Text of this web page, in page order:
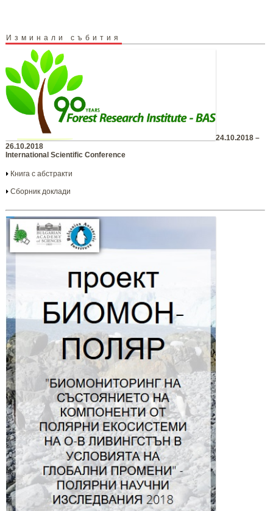
Изминали събития
24.10.2018 –
26.10.2018
International Scientific Conference
Книга с абстракти
Сборник доклади